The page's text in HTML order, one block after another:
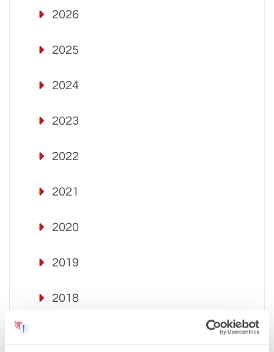
2026
2025
2024
2023
2022
2021
2020
2019
2018